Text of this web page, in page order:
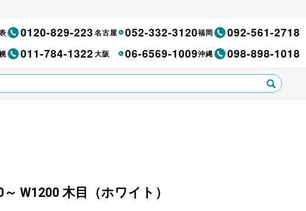
0120-829-223名古屋 052-332-3120福岡 092-561-2718
011-784-1322大阪 06-6569-1009沖縄 098-898-1018
W1200 木目（ホワイト）